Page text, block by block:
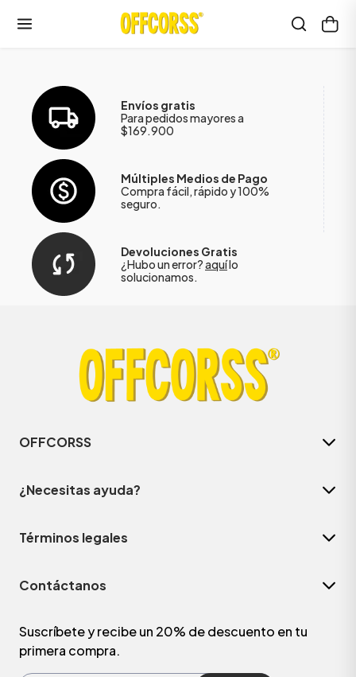
Envíos gratis
Para pedidos mayores a
$169.900
Múltiples Medios de Pago
Compra fácil, rápido y 100%
seguro.
Devoluciones Gratis
¿Hubo un error?aquílo
solucionamos.
OFFCORSS
¿Necesitas ayuda?
Términos legales
Contáctanos
Suscríbete y recibe un 20% de descuento en tu
primera compra.